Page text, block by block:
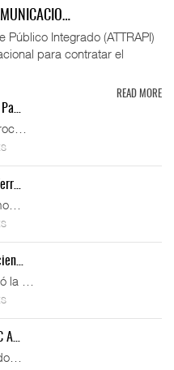
Público Integrado (ATTRAPI)
para contratar el
READ MORE
la …